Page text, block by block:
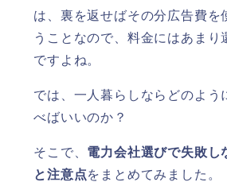
は、裏を返せばその分広告費を
うことなので、料金にはあまり
ですよね。
では、一人暮らしならどのよう
べばいいのか？
そこで、 電力会社選びで失敗し
と注意点をまとめてみました。